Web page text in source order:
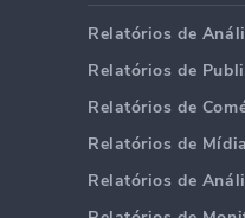
Relatórios de
Relatórios de
Relatórios de
Relatórios de
Relatórios de